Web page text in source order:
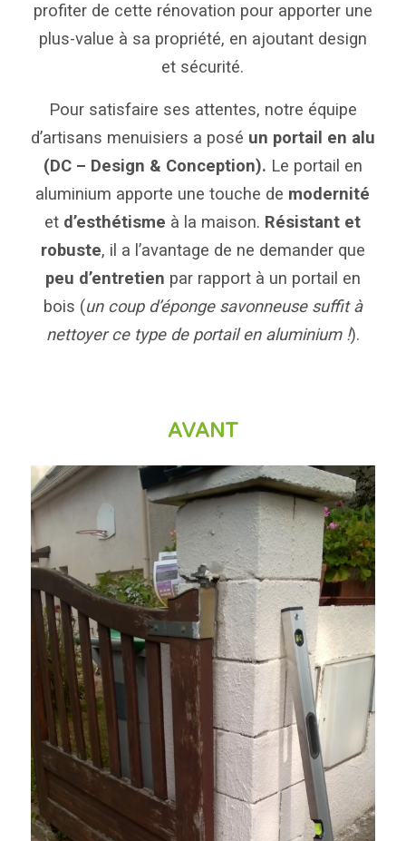
profiter de cette rénovation pour apporter une
plus-value à sa propriété, en ajoutant design
et sécurité.
Pour satisfaire ses attentes, notre équipe
d’artisans menuisiers a posé un portail en alu
(DC – Design & Conception). Le portail en
aluminium apporte une touche de modernité
et d’esthétisme à la maison. Résistant et
robuste, il a l’avantage de ne demander que
peu d’entretien par rapport à un portail en
bois (un coup d’éponge savonneuse suffit à
nettoyer ce type de portail en aluminium !).
AVANT